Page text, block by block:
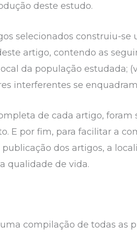
deste estudo.
selecionados construiu-
artigo, contendo as
da população estudada;
interferentes se
de cada artigo,
E por fim, para facilitar a
dos artigos, a
qualidade de vida.
compilação de todas as